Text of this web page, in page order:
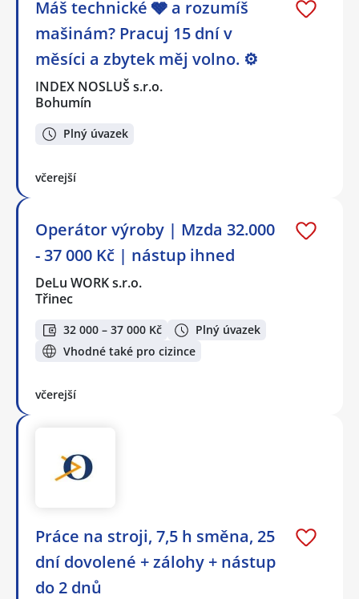
Máš technické 🩶 a rozumíš
mašinám? Pracuj 15 dní v
měsíci a zbytek měj volno. ⚙
INDEX NOSLUŠ s.r.o.
Bohumín
Plný úvazek
včerejší
Operátor výroby | Mzda 32.000
- 37 000 Kč | nástup ihned
DeLu WORK s.r.o.
Třinec
32 000 – 37 000 Kč
Plný úvazek
Vhodné také pro cizince
včerejší
Práce na stroji, 7,5 h směna, 25
dní dovolené + zálohy + nástup
do 2 dnů